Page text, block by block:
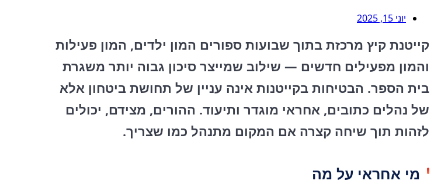
יוני 15, 2025
קייטנת קיץ מרכזת בתוך שבועות ספורים המון ילדים, המון פעילות
והמון מפעילים חדשים — שילוב שמייצר סיכון גבוה יותר משגרת
בית הספר. הבטיחות בקייטנות אינה עניין של תחושת ביטחון אלא
של נהלים כתובים, אחראי מוגדר ותיעוד. ההורים, מצידם, יכולים
לזהות תוך שיחה קצרה אם המקום מתנהל כמו שצריך.
מי אחראי על מה